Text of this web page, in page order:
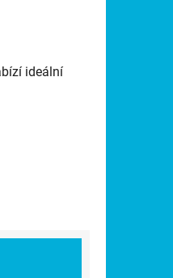
ideální